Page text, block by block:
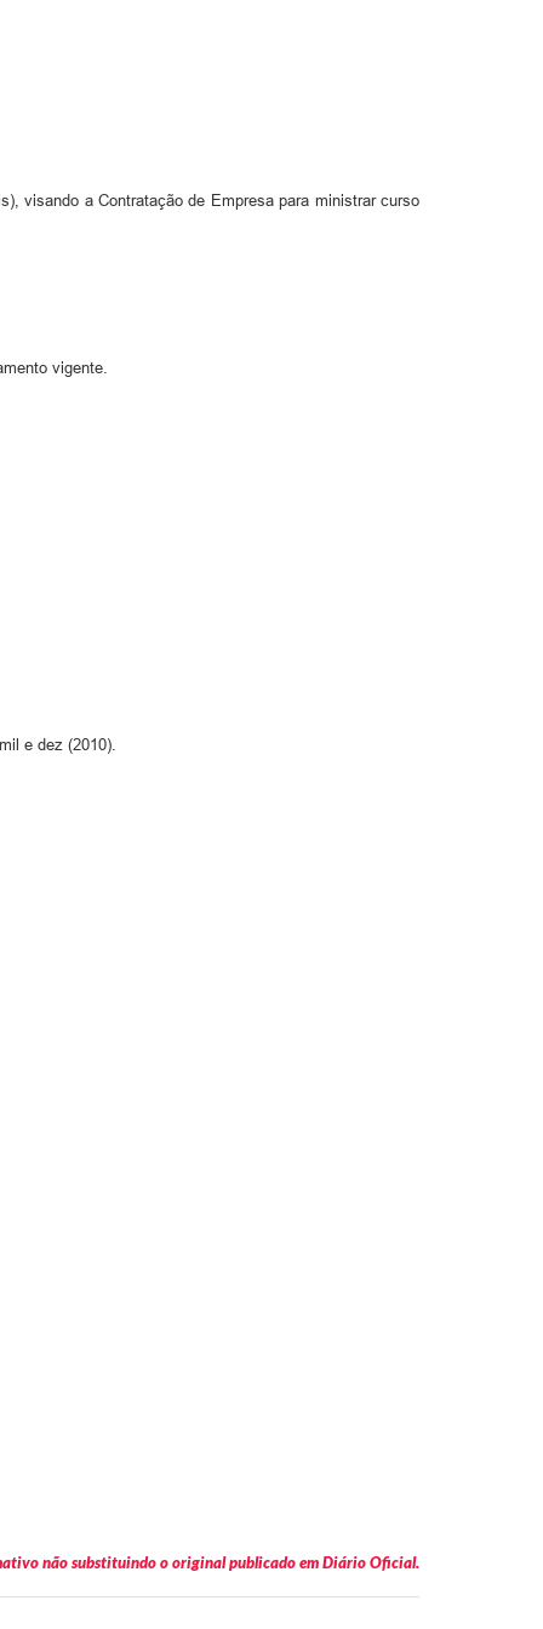
visando a Contratação de Empresa para ministrar curso
vigente.
e dez (2010).
não substituindo o original publicado em Diário Oficial.